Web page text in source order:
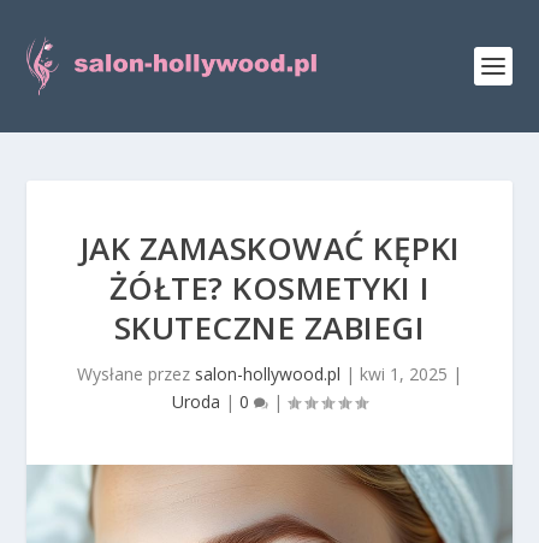
JAK ZAMASKOWAĆ KĘPKI
ŻÓŁTE? KOSMETYKI I
SKUTECZNE ZABIEGI
Wysłane przez salon-hollywood.pl | kwi 1, 2025 |
Uroda | 0 |